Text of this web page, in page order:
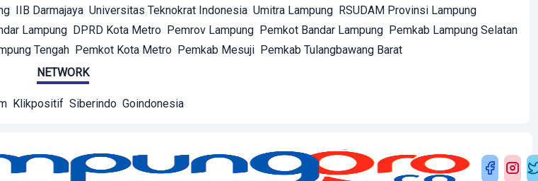
IIB Darmajaya Universitas Teknokrat Indonesia Umitra Lampung RSUDAM Provinsi Lampung
Lampung DPRD Kota Metro Pemrov Lampung Pemkot Bandar Lampung Pemkab Lampung Selatan
Tengah Pemkot Kota Metro Pemkab Mesuji Pemkab Tulangbawang Barat
NETWORK
Klikpositif Siberindo Goindonesia